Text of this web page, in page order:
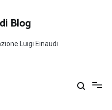
Blog
Luigi Einaudi